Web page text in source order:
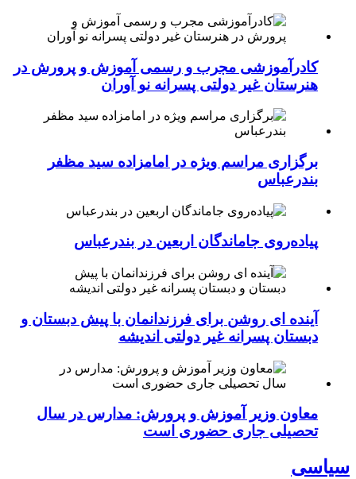
کادرآموزشی مجرب و رسمی آموزش و پرورش در
هنرستان غیر دولتی پسرانه نو آوران
برگزاری مراسم ویژه در امامزاده سید مظفر
بندرعباس
پیاده‌روی جاماندگان اربعین در بندرعباس
آینده ای روشن برای فرزندانمان با پیش دبستان و
دبستان پسرانه غیر دولتی اندیشه
معاون وزیر آموزش و پرورش: مدارس در سال
تحصیلی جاری حضوری است
سیاسی